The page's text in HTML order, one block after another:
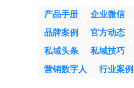
产品手册 企业微信
品牌案例
官方动态
私域头条
私域技巧
营销数字人
行业案例